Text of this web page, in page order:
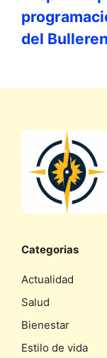
del
Categorias
Actualidad
Salud
Bienestar
Estilo de vida